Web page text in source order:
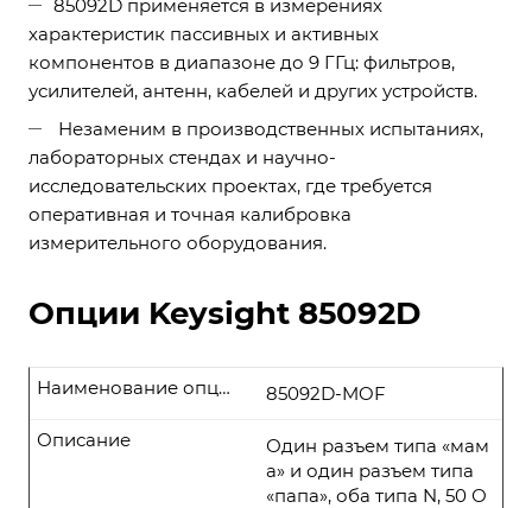
85092D применяется в измерениях
характеристик пассивных и активных
компонентов в диапазоне до 9 ГГц: фильтров,
усилителей, антенн, кабелей и других устройств.
Незаменим в производственных испытаниях,
лабораторных стендах и научно-
исследовательских проектах, где требуется
оперативная и точная калибровка
измерительного оборудования.
Опции Keysight 85092D
85092D-MOF
Наименование опции
Один разъем типа «мам
а» и один разъем типа
«папа», оба типа N, 50 О
Описание